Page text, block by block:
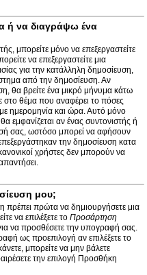
ή να διαγράψω ένα
μπορείτε μόνο να επεξεργαστείτε
να επεξεργαστείτε μια
για την κατάλληλη δημοσίευση,
από την δημοσίευση. Αν
θα βρείτε ένα μικρό μήνυμα κάτω
στο θέμα που αναφέρει το πόσες
ημερομηνία και ώρα. Αυτό μόνο
εμφανίζεται αν ένας συντονιστής ή
σας, ωστόσο μπορεί να αφήσουν
την δημοσίευση κατα
χρήστες δεν μπορούν να
μου;
πρέπει πρώτα να δημιουργήσετε μια
να επιλέξετε το Προσάρτηση
να προσθέσετε την υπογραφή σας.
ως προεπιλογή αν επιλέξετε το
μπορείτε να μην βάλετε
την επιλογή Προσθήκη